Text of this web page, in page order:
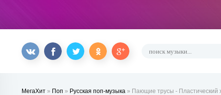
МегаХит » Поп » Русская поп-музыка » Пающие трусы - Пластический